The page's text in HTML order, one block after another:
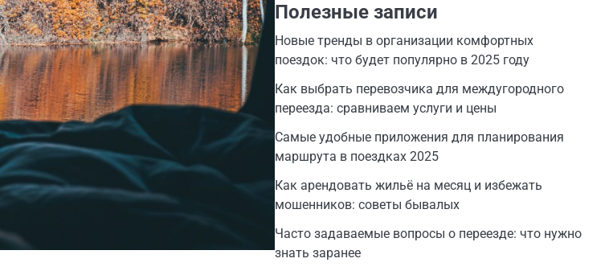
Полезные записи
Новые тренды в организации комфортных
поездок: что будет популярно в 2025 году
Как выбрать перевозчика для междугородного
переезда: сравниваем услуги и цены
Самые удобные приложения для планирования
маршрута в поездках 2025
Как арендовать жильё на месяц и избежать
мошенников: советы бывалых
Часто задаваемые вопросы о переезде: что нужно
знать заранее